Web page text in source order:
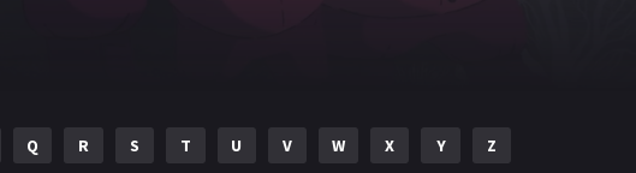
Q R S T U V W X Y Z